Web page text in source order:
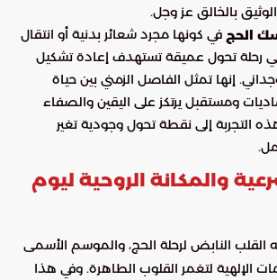
الوثيق بالخالق عز وجل.
الحج في كونها مجرد شعائر بدنية أو انتقال
رحلة تحول عميقة تستهدف إعادة تشكيل
إنها تمثل الفاصل الزمني بين حياة
ومستقبل يرتكز على اليقين والصفاء
التجربة إلى نقطة تحول وجودية تغير
والمكانة الروحية ليوم
القلب النابض لرحلة الحج، والموسم الأسمى
الإلهية لتغمر القلوب الطاهرة. وفي هذا